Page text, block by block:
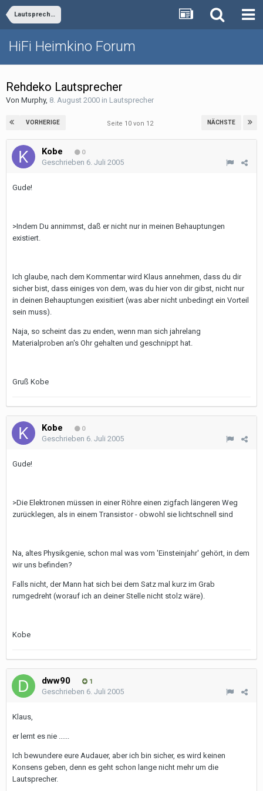
Lautsprecher
HiFi Heimkino Forum
Rehdeko Lautsprecher
Von Murphy, 8. August 2000 in Lautsprecher
VORHERIGE NÄCHSTE
Seite 10 von 12
Kobe 0
Geschrieben 6. Juli 2005
Gude!
>Indem Du annimmst, daß er nicht nur in meinen Behauptungen
existiert.
Ich glaube, nach dem Kommentar wird Klaus annehmen, dass du dir
sicher bist, dass einiges von dem, was du hier von dir gibst, nicht nur
in deinen Behauptungen exisitiert (was aber nicht unbedingt ein Vorteil
sein muss).
Naja, so scheint das zu enden, wenn man sich jahrelang
Materialproben an's Ohr gehalten und geschnippt hat.
Gruß Kobe
Kobe 0
Geschrieben 6. Juli 2005
Gude!
>Die Elektronen müssen in einer Röhre einen zigfach längeren Weg
zurücklegen, als in einem Transistor - obwohl sie lichtschnell sind
Na, altes Physikgenie, schon mal was vom 'Einsteinjahr' gehört, in dem
wir uns befinden?
Falls nicht, der Mann hat sich bei dem Satz mal kurz im Grab
rumgedreht (worauf ich an deiner Stelle nicht stolz wäre).
Kobe
dww90 1
Geschrieben 6. Juli 2005
Klaus,
er lernt es nie ......
Ich bewundere eure Audauer, aber ich bin sicher, es wird keinen
Konsens geben, denn es geht schon lange nicht mehr um die
Lautsprecher.